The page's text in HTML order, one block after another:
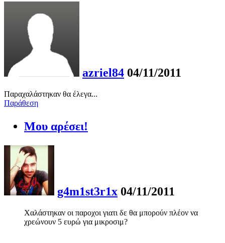
azriel84 04/11/2011
Παραχαλάστηκαν θα έλεγα...
Παράθεση
Μου αρέσει!
g4m1st3r1x 04/11/2011
Χαλάστηκαν οι παροχοι γιατι δε θα μπορούν πλέον να
χρεώνουν 5 ευρώ για μικροσιμ?